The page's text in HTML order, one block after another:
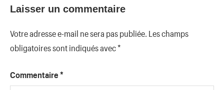
Laisser un commentaire
Votre adresse e-mail ne sera pas publiée. Les champs
obligatoires sont indiqués avec*
Commentaire *